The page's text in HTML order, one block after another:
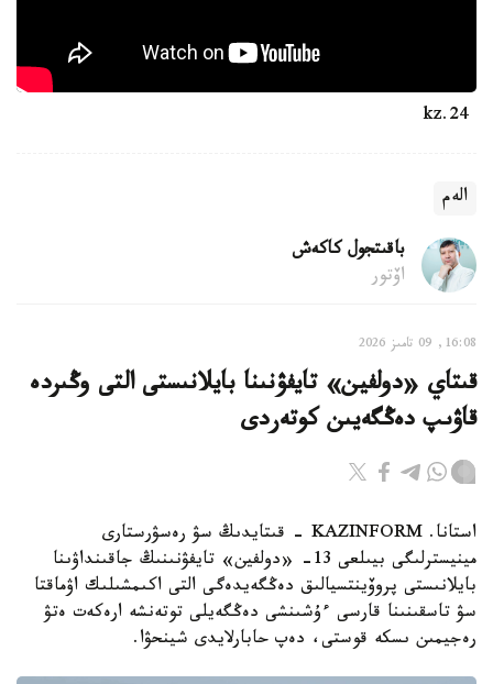
الەم
باقىتجول كاكەش
اۆتور
16:08, 09 تامىز 2026
قىتاي «دولفين» تايفۋنىنا بايلانىستى التى وڭىردە
قاۋىپ دەڭگەيىن كوتەردى
استانا. KAZINFORM - قىتايدىڭ سۋ رەسۋرستارى
مينيسترلىگى بيىلعى 13- «دولفين» تايفۋنىنىڭ جاقىنداۋىنا
بايلانىستى پروۆينتسيالىق دەڭگەيدەگى التى اكىمشىلىك اۋماقتا
سۋ تاسقىنىنا قارسى ءۇشىنشى دەڭگەيلى توتەنشە ارەكەت ەتۋ
رەجيمىن ىسكە قوستى، دەپ حابارلايدى شينحۋا.